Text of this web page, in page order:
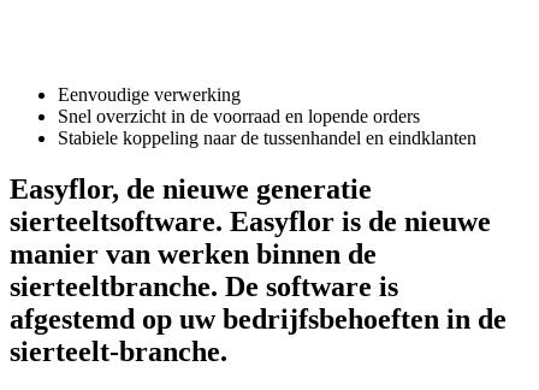
Eenvoudige verwerking
Snel overzicht in de voorraad en lopende orders
Stabiele koppeling naar de tussenhandel en eindklanten
Easyflor, de nieuwe generatie
sierteeltsoftware. Easyflor is de nieuwe
manier van werken binnen de
sierteeltbranche. De software is
afgestemd op uw bedrijfsbehoeften in de
sierteelt-branche.